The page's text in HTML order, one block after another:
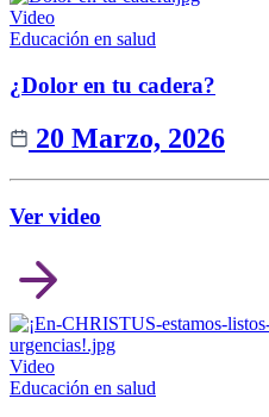
Video
Educación en salud
¿Dolor en tu cadera?
20 Marzo, 2026
Ver video
Video
Educación en salud